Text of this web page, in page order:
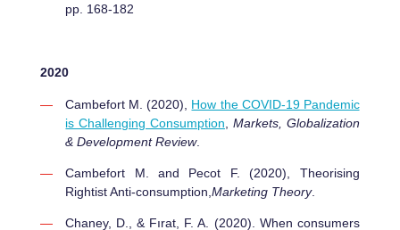
pp. 168-182
2020
Cambefort M. (2020), How the COVID-19 Pandemic
is Challenging Consumption
Markets, Globalization
& Development Review.
Cambefort M. and Pecot F. (2020), Theorising
Rightist Anti-consumption,Marketing Theory.
Chaney, D., & Fırat, F. A. (2020). When consumers